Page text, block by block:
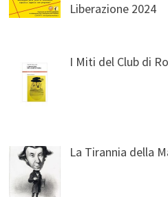
Liberazione 2024
I Miti del Club di
La Tirannia della